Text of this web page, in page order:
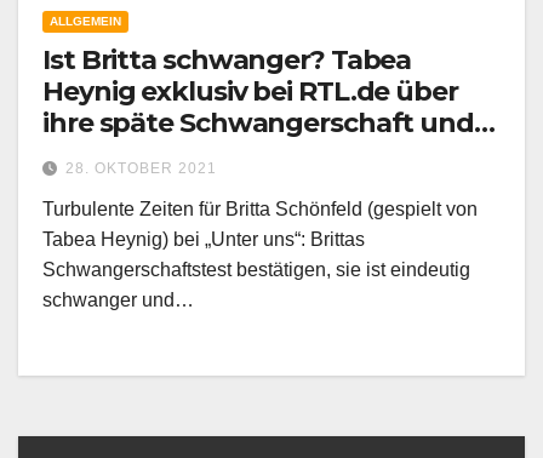
ALLGEMEIN
Ist Britta schwanger? Tabea
Heynig exklusiv bei RTL.de über
ihre späte Schwangerschaft und
Sohn Monty
28. OKTOBER 2021
Turbulente Zeiten für Britta Schönfeld (gespielt von
Tabea Heynig) bei „Unter uns“: Brittas
Schwangerschaftstest bestätigen, sie ist eindeutig
schwanger und…